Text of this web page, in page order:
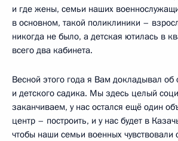
и где жены, семьи наших
в основном, такой поликлиники –
никогда не было, а детская ютилась в
всего два кабинета.
Весной этого года я Вам докладывал
и детского садика. Мы здесь целый
заканчиваем, у нас остался ещё один
центр – построить, и у нас будет в
чтобы наши семьи военных чувствовали